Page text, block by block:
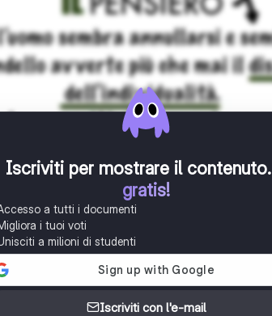
Iscriviti per mostrare il contenuto.
gratis!
a tutti i documenti
i tuoi voti
a milioni di studenti
Iscriviti con l'e-mail